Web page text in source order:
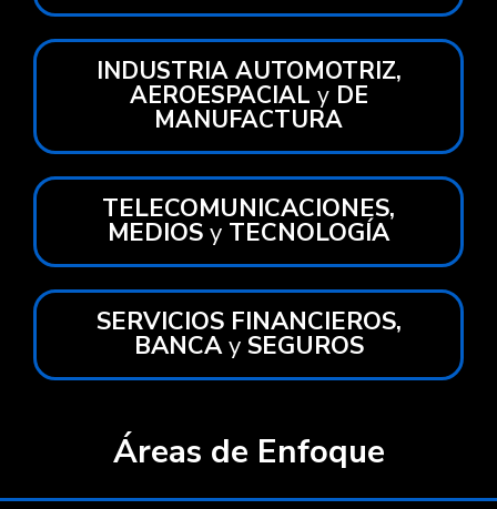
INDUSTRIA AUTOMOTRIZ,
AEROESPACIAL yDE
MANUFACTURA
TELECOMUNICACIONES,
MEDIOS y TECNOLOGÍA
SERVICIOS FINANCIEROS,
BANCAySEGUROS
Áreas de Enfoque